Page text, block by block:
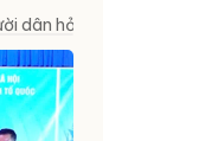
dân hỏi – Cơ quan nhà